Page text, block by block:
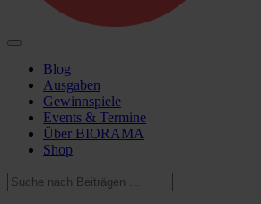
Blog
Ausgaben
Gewinnspiele
Events & Termine
Über BIORAMA
Shop